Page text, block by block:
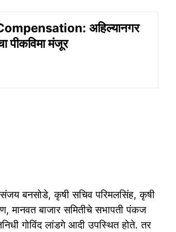
अहिल्यानगर
पीकविमा मंजूर
बनसोडे, कृषी सचिव परिमलसिंह, कृषी
मानवत बाजार समितीचे सभापती पंकज
गोविंद लांडगे आदी उपस्थित होते. तर